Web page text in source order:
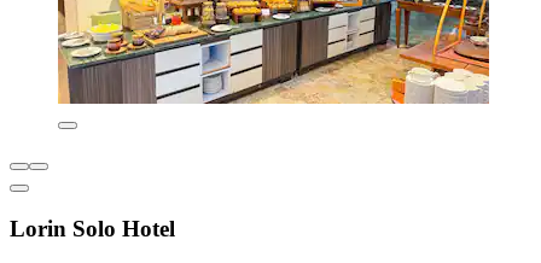
Lorin Solo Hotel